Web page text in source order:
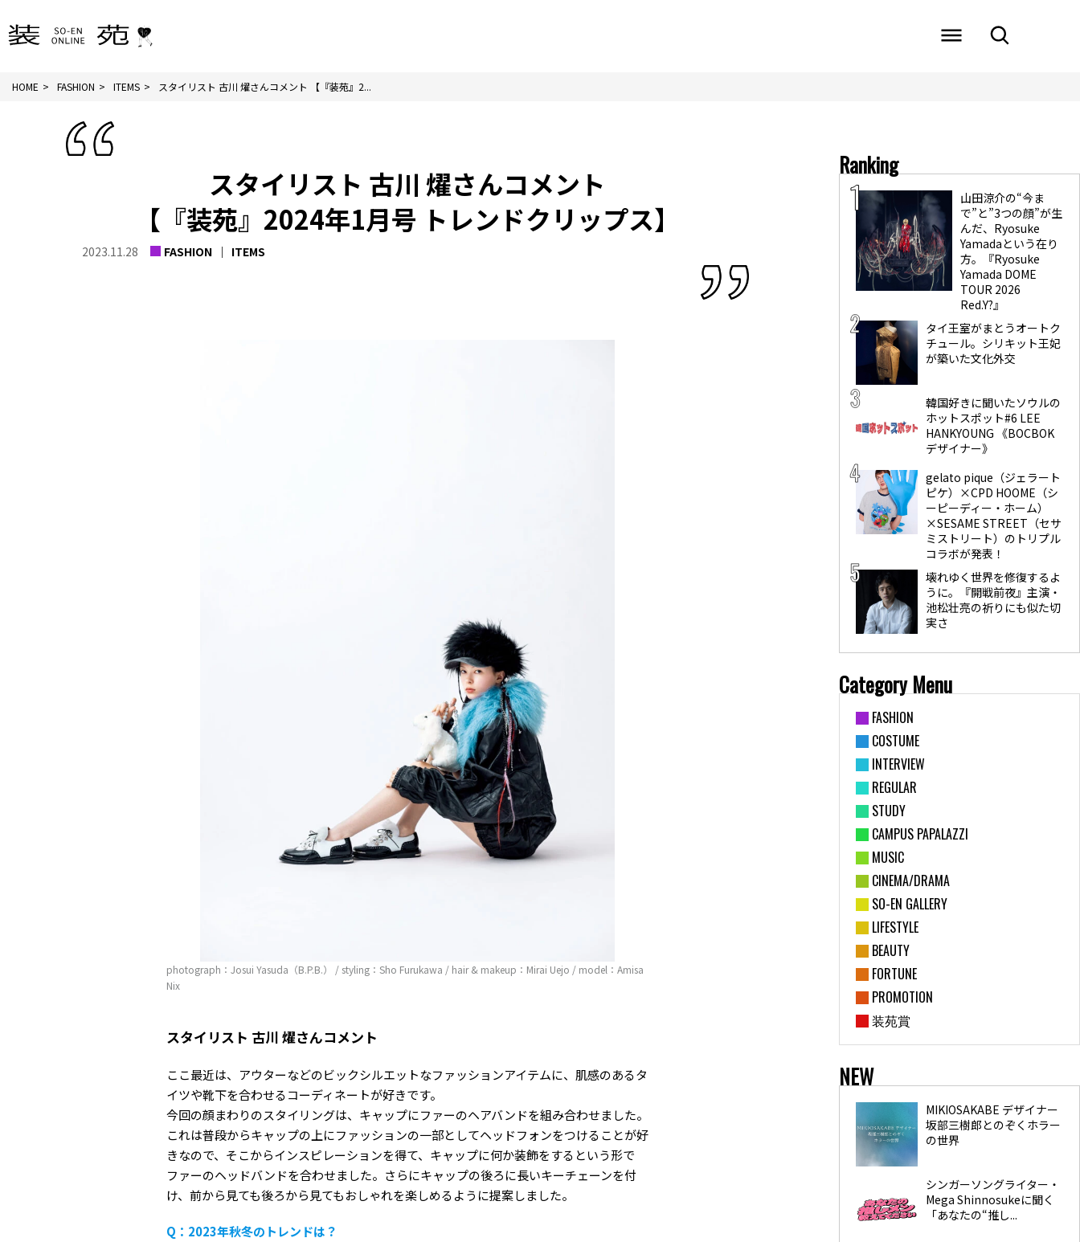
HOME FASHION ITEMS スタイリスト 古川 燿さんコメント 【『装苑』2...
スタイリスト 古川 燿さんコメント
【『装苑』2024年1月号 トレンドクリップス】
2023.11.28 FASHION ITEMS
photograph： Josui Yasuda（B.P.B.） / styling：Sho Furukawa / hair & makeup：Mirai Uejo / model：Amisa
Nix
スタイリスト 古川 燿さんコメント
ここ最近は、アウターなどのビックシルエットなファッションアイテムに、肌感のあるタ
イツや靴下を合わせるコーディネートが好きです。
今回の顔まわりのスタイリングは、キャップにファーのヘアバンドを組み合わせました。
これは普段からキャップの上にファッションの一部としてヘッドフォンをつけることが好
きなので、そこからインスピレーションを得て、キャップに何か装飾をするという形で
ファーのヘッドバンドを合わせました。さらにキャップの後ろに長いキーチェーンを付
け、前から見ても後ろから見てもおしゃれを楽しめるように提案しました。
Q：2023年秋冬のトレンドは？
Ranking
山田涼介の“今ま
で”と”3つの顔”が生
んだ、Ryosuke
Yamadaという在り
方。『Ryosuke
Yamada DOME
TOUR 2026
Red.Y?』
タイ王室がまとうオートク
チュール。シリキット王妃
が築いた文化外交
韓国好きに聞いたソウルの
ホットスポット#6 LEE
HANKYOUNG 《BOCBOK
デザイナー》
gelato pique（ジェラート
ピケ）×CPD HOOME（シ
ーピーディー・ホーム）
×SESAME STREET（セサ
ミストリート）のトリプル
コラボが発表！
壊れゆく世界を修復するよ
うに。『開戦前夜』主演・
池松壮亮の祈りにも似た切
実さ
Category Menu
FASHION
COSTUME
INTERVIEW
REGULAR
STUDY
CAMPUS PAPALAZZI
MUSIC
CINEMA/DRAMA
SO-EN GALLERY
LIFESTYLE
BEAUTY
FORTUNE
PROMOTION
装苑賞
NEW
MIKIOSAKABE デザイナー
坂部三樹郎とのぞくホラー
の世界
シンガーソングライター・
Mega Shinnosukeに聞く
「あなたの“推し...